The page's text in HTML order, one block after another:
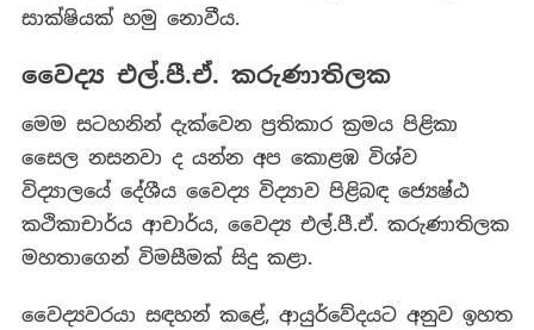
සාක්ෂියක් හමු නොවීය.
වෛද්‍ය එල්.පී.ඒ. කරුණාතිලක
මෙම සටහනින් දැක්වෙන ප්‍රතිකාර ක්‍රමය පිළිකා
සෛල නසනවා ද යන්න අප කොළඹ විශ්ව
විද්‍යාලයේ දේශීය වෛද්‍ය විද්‍යාව පිළිබඳ ජ්‍යෙෂ්ඨ
කථිකාචාර්ය ආචාර්ය, වෛද්‍ය එල්.පී.ඒ. කරුණාතිලක
මහතාගෙන් විමසීමක් සිදු කළා.
වෛද්‍යවරයා සඳහන් කළේ, ආයුර්වේදයට අනුව ඉහත